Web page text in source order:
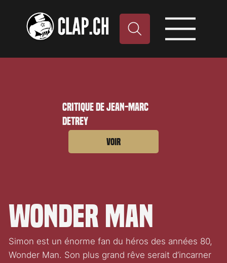
Critique de Jean-Marc
Detrey
Voir
Wonder Man
Simon est un énorme fan du héros des années 80,
Wonder Man. Son plus grand rêve serait d’incarner